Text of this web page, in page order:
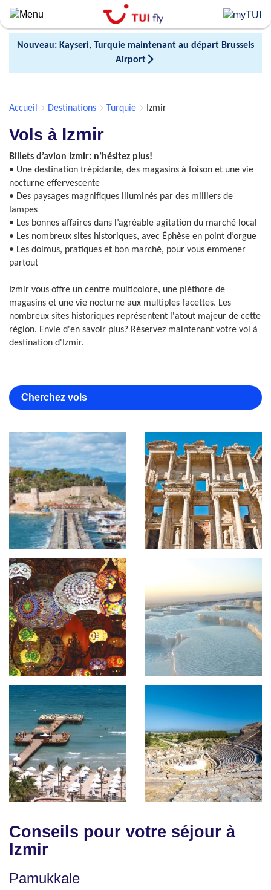
Skip
to
main
contentNouveau: Kayseri, Turquie maintenant au départ Brussels
Airport
Accueil Destinations Turquie Izmir
Vols à Izmir
Billets d’avion Izmir: n’hésitez plus!
• Une destination trépidante, des magasins à foison et une vie
nocturne effervescente
• Des paysages magnifiques illuminés par des milliers de
lampes
• Les bonnes affaires dans l’agréable agitation du marché local
• Les nombreux sites historiques, avec Éphèse en point d’orgue
• Les dolmus, pratiques et bon marché, pour vous emmener
partout
Izmir vous offre un centre multicolore, une pléthore de
magasins et une vie nocturne aux multiples facettes. Les
nombreux sites historiques représentent l'atout majeur de cette
région. Envie d'en savoir plus? Réservez maintenant votre vol à
destination d'Izmir.
Cherchez vols
Conseils pour votre séjour à
Izmir
Pamukkale